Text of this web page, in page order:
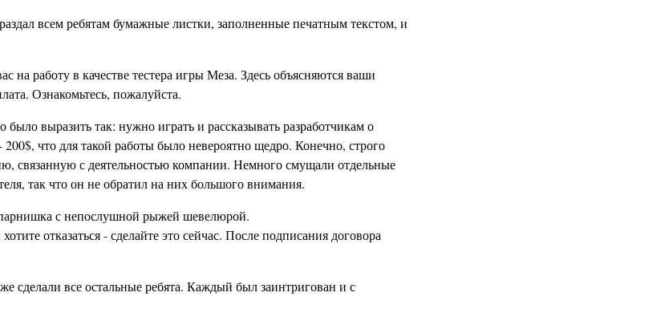
всем ребятам бумажные листки, заполненные печатным текстом, и
на работу в качестве тестера игры Меза. Здесь объясняются ваши
Ознакомьтесь, пожалуйста.
выразить так: нужно играть и рассказывать разработчикам о
что для такой работы было невероятно щедро. Конечно, строго
связанную с деятельностью компании. Немного смущали отдельные
так что он не обратил на них большого внимания.
с непослушной рыжей шевелюрой.
отказаться - сделайте это сейчас. После подписания договора
сделали все остальные ребята. Каждый был заинтригован и с